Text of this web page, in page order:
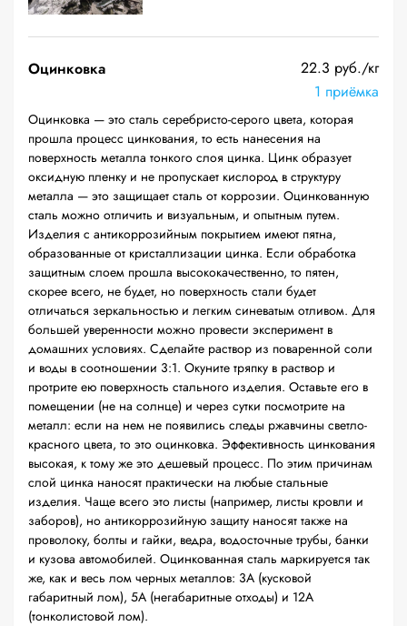
Оцинковка
22.3 руб./кг
1 приёмка
Оцинковка — это сталь серебристо-серого цвета, которая
прошла процесс цинкования, то есть нанесения на
поверхность металла тонкого слоя цинка. Цинк образует
оксидную пленку и не пропускает кислород в структуру
металла — это защищает сталь от коррозии. Оцинкованную
сталь можно отличить и визуальным, и опытным путем.
Изделия с антикоррозийным покрытием имеют пятна,
образованные от кристаллизации цинка. Если обработка
защитным слоем прошла высококачественно, то пятен,
скорее всего, не будет, но поверхность стали будет
отличаться зеркальностью и легким синеватым отливом. Для
большей уверенности можно провести эксперимент в
домашних условиях. Сделайте раствор из поваренной соли
и воды в соотношении 3:1. Окуните тряпку в раствор и
протрите ею поверхность стального изделия. Оставьте его в
помещении (не на солнце) и через сутки посмотрите на
металл: если на нем не появились следы ржавчины светло-
красного цвета, то это оцинковка. Эффективность цинкования
высокая, к тому же это дешевый процесс. По этим причинам
слой цинка наносят практически на любые стальные
изделия. Чаще всего это листы (например, листы кровли и
заборов), но антикоррозийную защиту наносят также на
проволоку, болты и гайки, ведра, водосточные трубы, банки
и кузова автомобилей. Оцинкованная сталь маркируется так
же, как и весь лом черных металлов: 3А (кусковой
габаритный лом), 5А (негабаритные отходы) и 12А
(тонколистовой лом).